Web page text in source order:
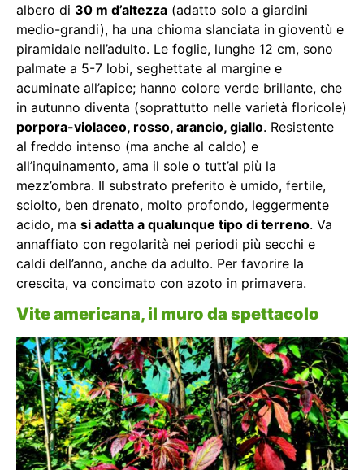
albero di 30 m d’altezza (adatto solo a giardini
medio-grandi), ha una chioma slanciata in gioventù e
piramidale nell’adulto. Le foglie, lunghe 12 cm, sono
palmate a 5-7 lobi, seghettate al margine e
acuminate all’apice; hanno colore verde brillante, che
in autunno diventa (soprattutto nelle varietà floricole)
porpora-violaceo, rosso, arancio, giallo. Resistente
al freddo intenso (ma anche al caldo) e
all’inquinamento, ama il sole o tutt’al più la
mezz’ombra. Il substrato preferito è umido, fertile,
sciolto, ben drenato, molto profondo, leggermente
acido, ma si adatta a qualunque tipo di terreno. Va
annaffiato con regolarità nei periodi più secchi e
caldi dell’anno, anche da adulto. Per favorire la
crescita, va concimato con azoto in primavera.
Vite americana, il muro da spettacolo